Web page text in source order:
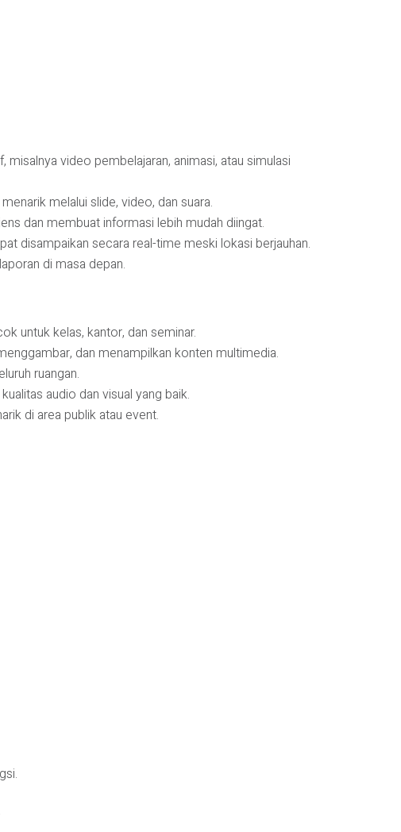
misalnya video pembelajaran, animasi, atau simulasi
melalui slide, video, dan suara.
dan membuat informasi lebih mudah diingat.
disampaikan secara real-time meski lokasi berjauhan.
di masa depan.
untuk kelas, kantor, dan seminar.
dan menampilkan konten multimedia.
ruangan.
audio dan visual yang baik.
di area publik atau event.